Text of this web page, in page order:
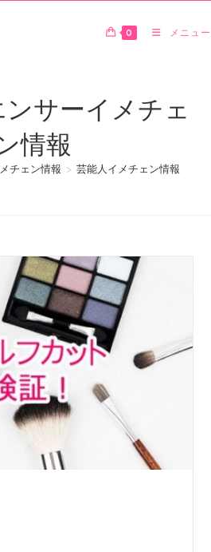
0 メニュー
サーイメチェ
情報
チェン情報 > 芸能人イメチェン情報